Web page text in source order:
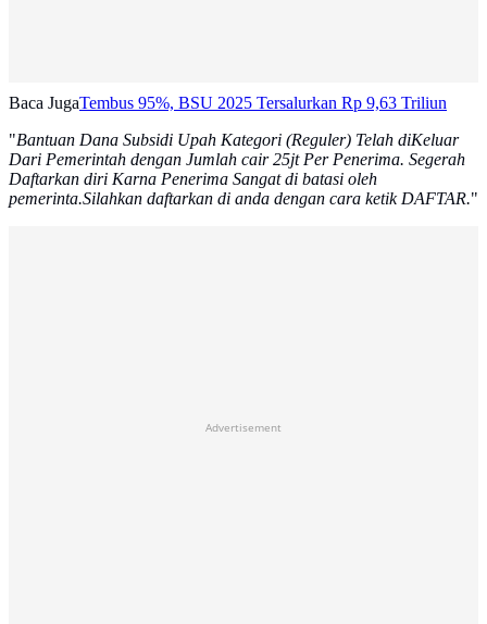
Baca JugaTembus 95%, BSU 2025 Tersalurkan Rp 9,63 Triliun
"Bantuan Dana Subsidi Upah Kategori (Reguler) Telah diKeluar
Dari Pemerintah dengan Jumlah cair 25jt Per Penerima. Segerah
Daftarkan diri Karna Penerima Sangat di batasi oleh
pemerinta.Silahkan daftarkan di anda dengan cara ketik DAFTAR."
Advertisement